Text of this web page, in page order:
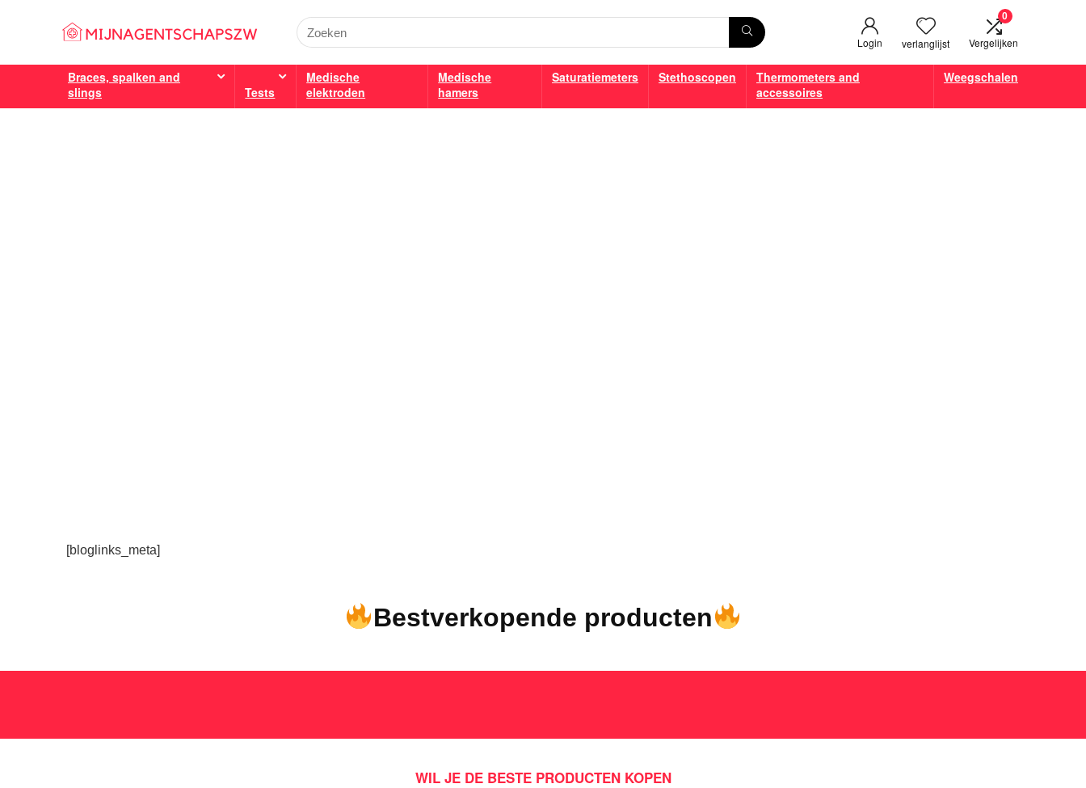
Login verlanglijst
0
Vergelijken
Braces, spalken and
slings
Tests
Medische
elektroden
Medische
hamers
Saturatiemeters Stethoscopen
Thermometers and
accessoires
Weegschalen
[bloglinks_meta]
Bestverkopende producten
WIL JE DE BESTE PRODUCTEN KOPEN